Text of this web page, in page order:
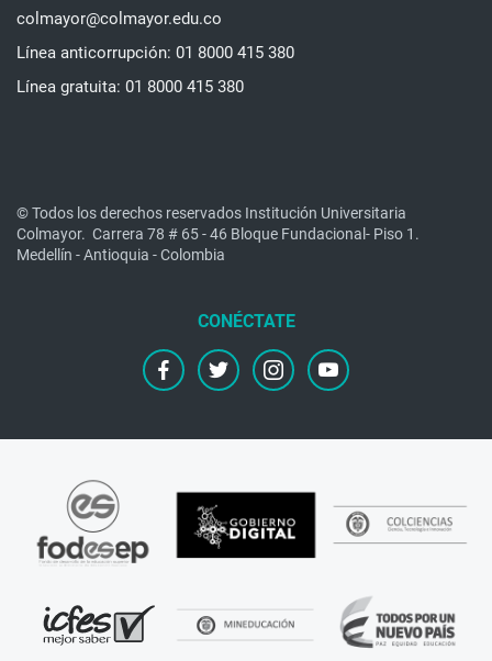
colmayor@colmayor.edu.co
Línea anticorrupción: 01 8000 415 380
Línea gratuita: 01 8000 415 380
© Todos los derechos reservados Institución Universitaria
Colmayor. Carrera 78 # 65 - 46 Bloque Fundacional- Piso 1.
Medellín - Antioquia - Colombia